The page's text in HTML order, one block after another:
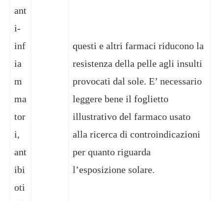
ant
i-
inf
ia
m
ma
tor
i,
ant
ibi
oti
questi e altri farmaci riducono la
resistenza della pelle agli insulti
provocati dal sole. E’ necessario
leggere bene il foglietto
illustrativo del farmaco usato
alla ricerca di controindicazioni
per quanto riguarda
l’esposizione solare.